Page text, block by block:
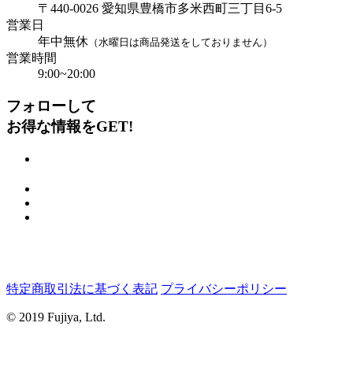
〒440-0026 愛知県豊橋市多米西町三丁目6-5
営業日
年中無休 （水曜日は商品発送をしておりません）
営業時間
9:00~20:00
フォローして
お得な情報をGET!
特定商取引法に基づく表記 プライバシーポリシー
© 2019 Fujiya, Ltd.